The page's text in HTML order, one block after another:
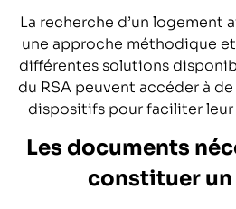
La recherche d’un logement
une approche méthodique
différentes solutions
du RSA peuvent accéder à
dispositifs pour faciliter leur
Les documents
constituer